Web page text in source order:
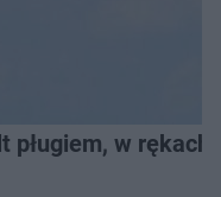
pługiem, w